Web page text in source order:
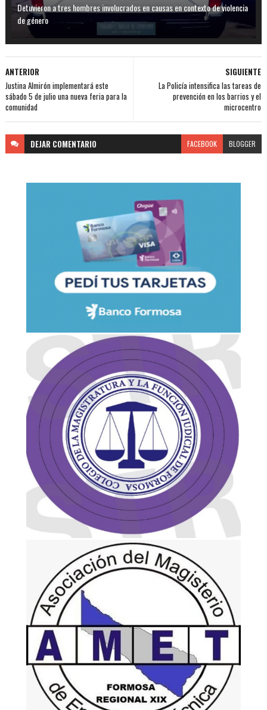
Detuvieron a tres hombres involucrados en causas en contexto de violencia
de género
SIGUIENTE
La Policía intensifica las tareas de
prevención en los barrios y el
microcentro
ANTERIOR
Justina Almirón implementará este
sábado 5 de julio una nueva feria para la
comunidad
DEJAR COMENTARIO FACEBOOK BLOGGER